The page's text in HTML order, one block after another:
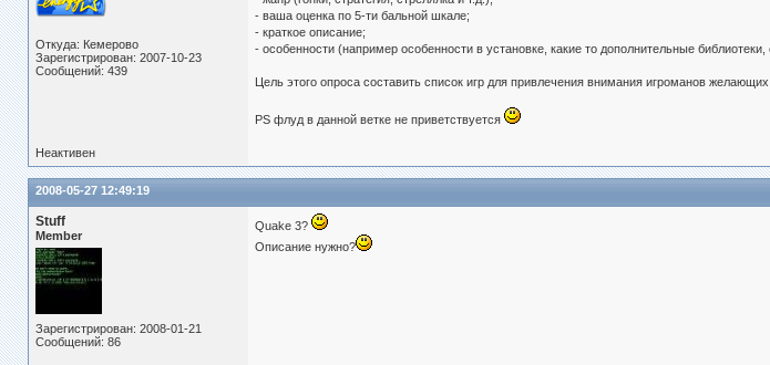
Откуда: Кемерово
Зарегистрирован: 2007-10-23
Сообщений: 439
- ваша оценка по 5-ти бальной шкале;
- краткое описание;
- особенности (например особенности в установке, какие то дополнительные
Цель этого опроса составить список игр для привлечения внимания игроманов
PS флуд в данной ветке не приветствуется
Неактивен
2008-05-27 12:49:19
Stuff
Member
Зарегистрирован: 2008-01-21
Сообщений: 86
Quake 3?
Описание нужно?